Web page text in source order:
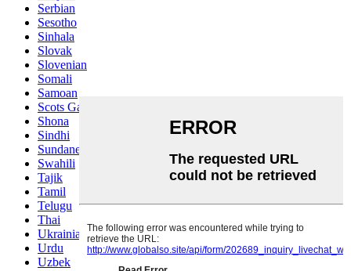
Serbian
Sesotho
Sinhala
Slovak
Slovenian
Somali
Samoan
Scots Gaelic
Shona
Sindhi
Sundanese
Swahili
Tajik
Tamil
Telugu
Thai
Ukrainian
Urdu
Uzbek